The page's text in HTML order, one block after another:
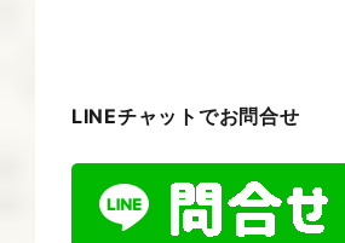
LINEチャットでお問合せ